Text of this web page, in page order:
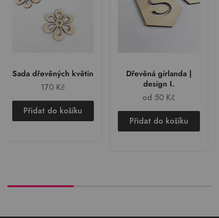
Sada dřevěných květin
170 Kč
Přidat do košíku
Dřevěná girlanda |
design I.
od 50 Kč
Přidat do košíku